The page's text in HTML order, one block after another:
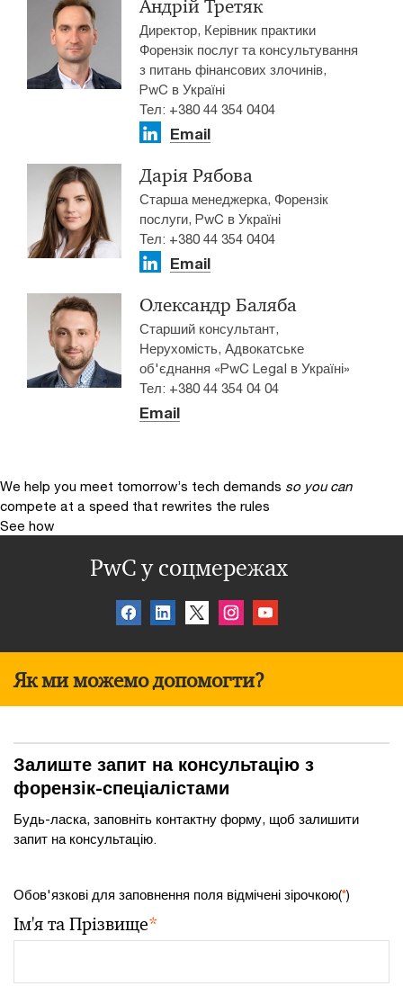
Андрій Третяк
Директор, Керівник практики
Форензік послуг та консультування
з питань фінансових злочинів,
PwC в Україні
Тел: +380 44 354 0404
Email
Дарія Рябова
Старша менеджерка, Форензік
послуги, PwC в Україні
Тел: +380 44 354 0404
Email
Олександр Баляба
Старший консультант,
Нерухомість, Адвокатське
об'єднання «PwC Legal в Україні»
Тел: +380 44 354 04 04
Email
We help you meet tomorrow’s tech demands so you can
compete at a speed that rewrites the rules
See how
PwC у соцмережах
Як ми можемо допомогти?
Залиште запит на консультацію з
форензік-спеціалістами
Будь-ласка, заповніть контактну форму, щоб залишити
запит на консультацію.
Обов'язкові для заповнення поля відмічені зірочкою(*)
Ім'я та Прізвище*